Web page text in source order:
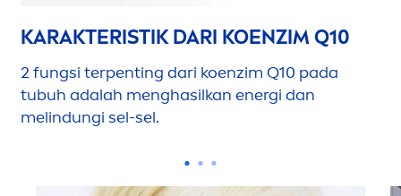
KARAKTERISTIK DARI KOENZIM Q10
2 fungsi terpenting dari koenzim Q10 pada
tubuh adalah menghasilkan energi dan
melindungi sel-sel.